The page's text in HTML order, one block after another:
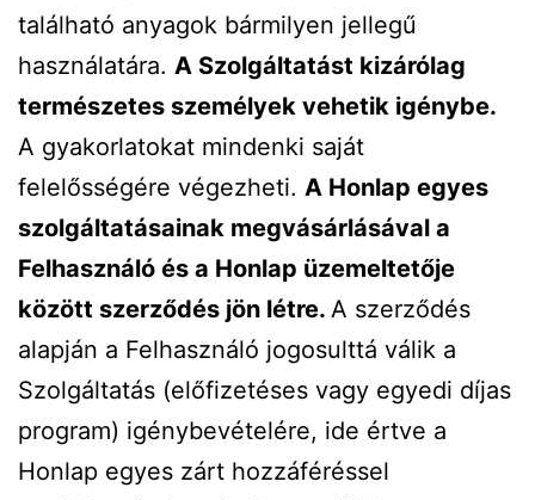
található anyagok bármilyen jellegű
használatára. A Szolgáltatást kizárólag
természetes személyek vehetik igénybe.
A gyakorlatokat mindenki saját
felelősségére végezheti. A Honlap egyes
szolgáltatásainak megvásárlásával a
Felhasználó és a Honlap üzemeltetője
között szerződés jön létre. A szerződés
alapján a Felhasználó jogosulttá válik a
Szolgáltatás (előfizetéses vagy egyedi díjas
program) igénybevételére, ide értve a
Honlap egyes zárt hozzáféréssel